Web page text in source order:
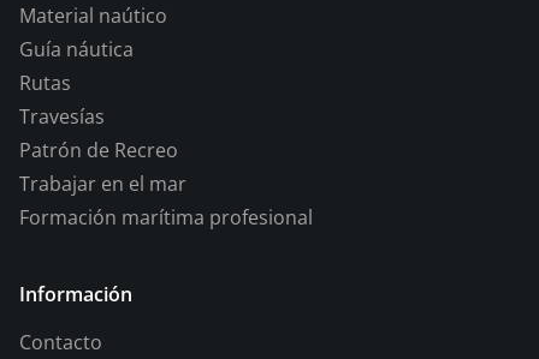
Material naútico
Guía náutica
Rutas
Travesías
Patrón de Recreo
Trabajar en el mar
Formación marítima profesional
Información
Contacto